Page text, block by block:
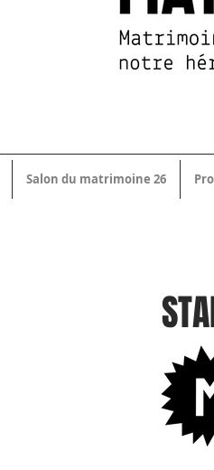
Salon du matrimoine 26